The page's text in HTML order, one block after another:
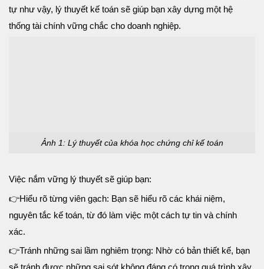
tự như vậy, lý thuyết kế toán sẽ giúp bạn xây dựng một hệ
thống tài chính vững chắc cho doanh nghiệp.
Ảnh 1: Lý thuyết của khóa học chứng chỉ kế toán
Việc nắm vững lý thuyết sẽ giúp bạn:
👉Hiểu rõ từng viên gạch: Bạn sẽ hiểu rõ các khái niệm,
nguyên tắc kế toán, từ đó làm việc một cách tự tin và chính
xác.
👉Tránh những sai lầm nghiêm trọng: Nhờ có bản thiết kế, bạn